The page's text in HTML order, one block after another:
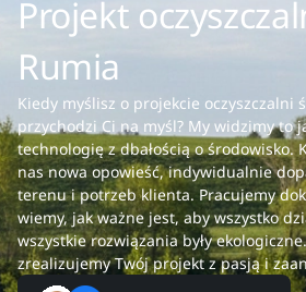
Projekt
Rumia
Kiedy myślisz o projekcie oczyszczalni
przychodzi Ci na myśl? My widzimy to
technologię z dbałością o środowisko.
nas nowa opowieść, indywidualnie
terenu i potrzeb klienta. Pracujemy
wiemy, jak ważne jest, aby wszystko
wszystkie rozwiązania były
zrealizujemy Twój projekt z pasją i